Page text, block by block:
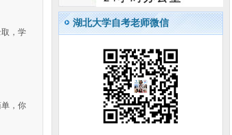
湖北大学自考老师微信
，学
，你